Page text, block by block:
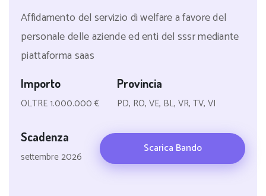
Affidamento del servizio di welfare a favore del
personale delle aziende ed enti del sssr mediante
piattaforma saas
Importo
OLTRE 1.000.000 €
Provincia
PD, RO, VE, BL, VR, TV, VI
Scadenza
settembre 2026
Scarica Bando